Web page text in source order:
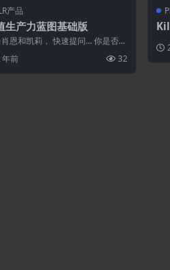
产品
生产力蓝图基础版
恩和凯莉， 快速提问… 你是否发
年前 32